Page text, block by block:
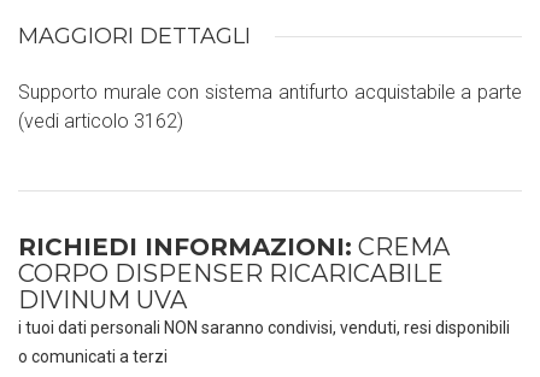
MAGGIORI DETTAGLI
Supporto murale con sistema antifurto acquistabile a parte
(vedi articolo 3162)
RICHIEDI INFORMAZIONI: CREMA
CORPO DISPENSER RICARICABILE
DIVINUM UVA
i tuoi dati personali NON saranno condivisi, venduti, resi disponibili
o comunicati a terzi